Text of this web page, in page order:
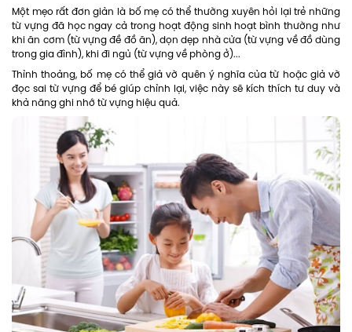
Một mẹo rất đơn giản là bố mẹ có thể thường xuyên hỏi lại trẻ những
từ vựng đã học ngay cả trong hoạt động sinh hoạt bình thường như
khi ăn cơm (từ vựng đề đồ ăn), dọn dẹp nhà cửa (từ vựng về đồ dùng
trong gia đình), khi đi ngủ (từ vựng về phòng ở)...
Thỉnh thoảng, bố mẹ có thể giả vờ quên ý nghĩa của từ hoặc giả vờ
đọc sai từ vựng để bé giúp chỉnh lại, việc này sẽ kích thích tư duy và
khả năng ghi nhớ từ vựng hiệu quả.